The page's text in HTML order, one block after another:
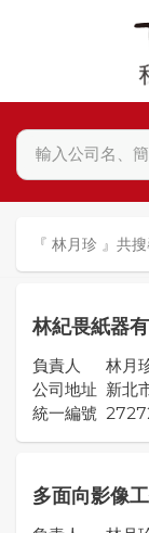
『 林月珍 』共
林紀畏紙器
負責人
林月
公司地址 新北
統一編號
多面向影像